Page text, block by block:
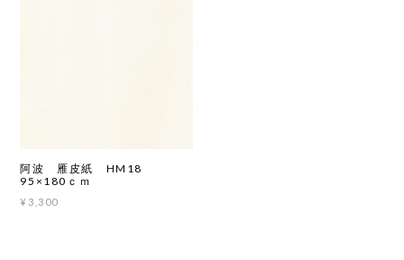
阿波 雁皮紙 HM18
95×180ｃｍ
¥3,300